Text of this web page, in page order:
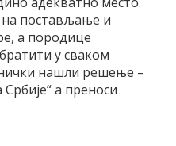
постављање и
а породице
у сваком
нашли решење –
а преноси